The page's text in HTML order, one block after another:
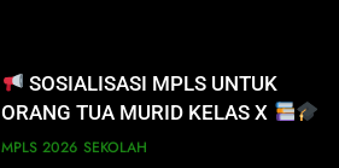
SOSIALISASI MPLS UNTUK
ORANG TUA MURID KELAS X
MPLS 2026 SEKOLAH